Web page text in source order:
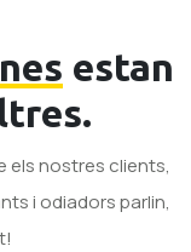
estan
els nostres clients,
i odiadors parlin,